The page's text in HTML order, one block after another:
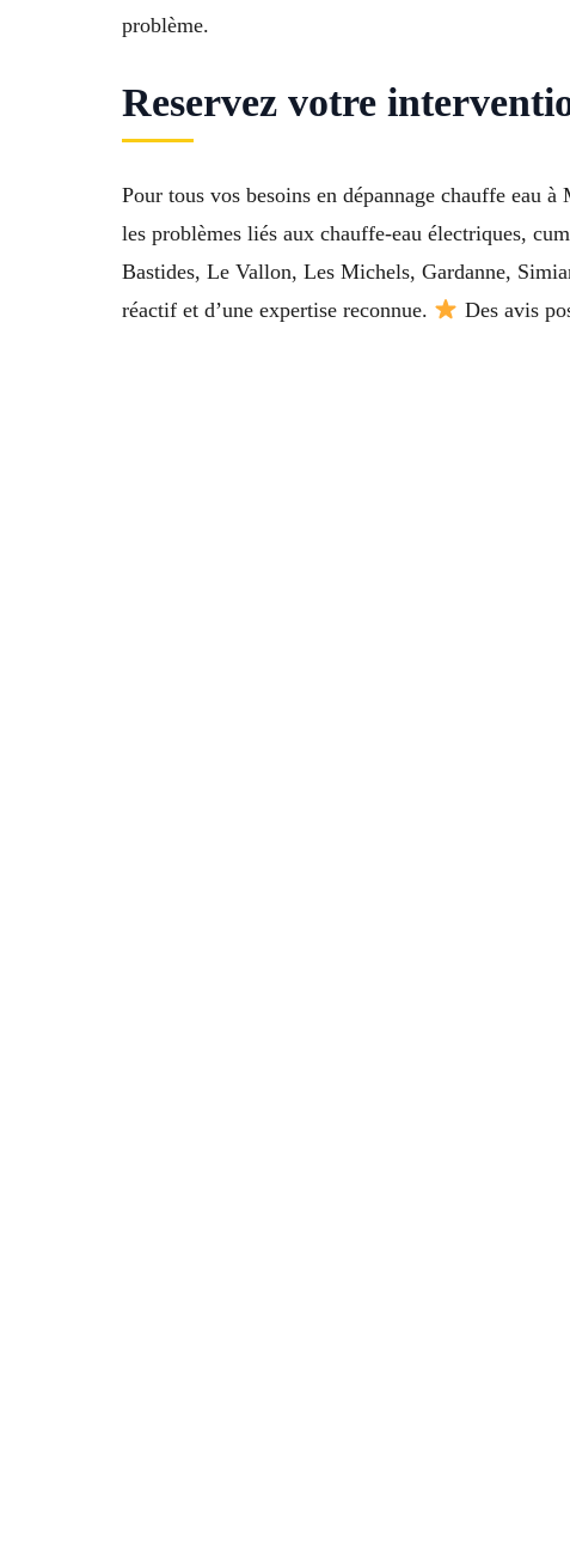
problème.
Reservez votre
Pour tous vos besoins en dépannage chauffe eau
les problèmes liés aux chauffe-eau électriques,
Bastides, Le Vallon, Les Michels, Gardanne,
réactif et d’une expertise reconnue.
Des avis